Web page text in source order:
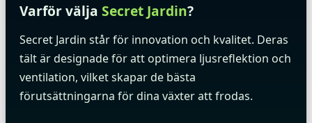
Varför välja Secret Jardin?
Secret Jardin står för innovation och kvalitet. Deras
tält är designade för att optimera ljusreflektion och
ventilation, vilket skapar de bästa
förutsättningarna för dina växter att frodas.